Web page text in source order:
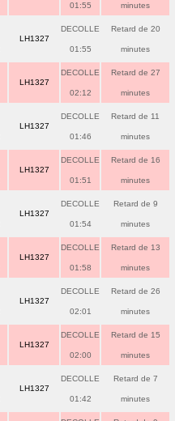
01:55 minutes
LH1327
DECOLLE
01:55
Retard de 20
minutes
LH1327
DECOLLE
02:12
Retard de 27
minutes
LH1327
DECOLLE
01:46
Retard de 11
minutes
LH1327
DECOLLE
01:51
Retard de 16
minutes
LH1327
DECOLLE
01:54
Retard de 9
minutes
LH1327
DECOLLE
01:58
Retard de 13
minutes
LH1327
DECOLLE
02:01
Retard de 26
minutes
LH1327
DECOLLE
02:00
Retard de 15
minutes
LH1327
DECOLLE
01:42
Retard de 7
minutes